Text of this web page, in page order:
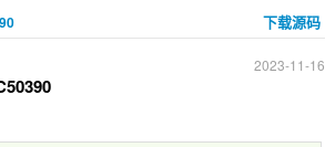
下载源码
2023-11-16